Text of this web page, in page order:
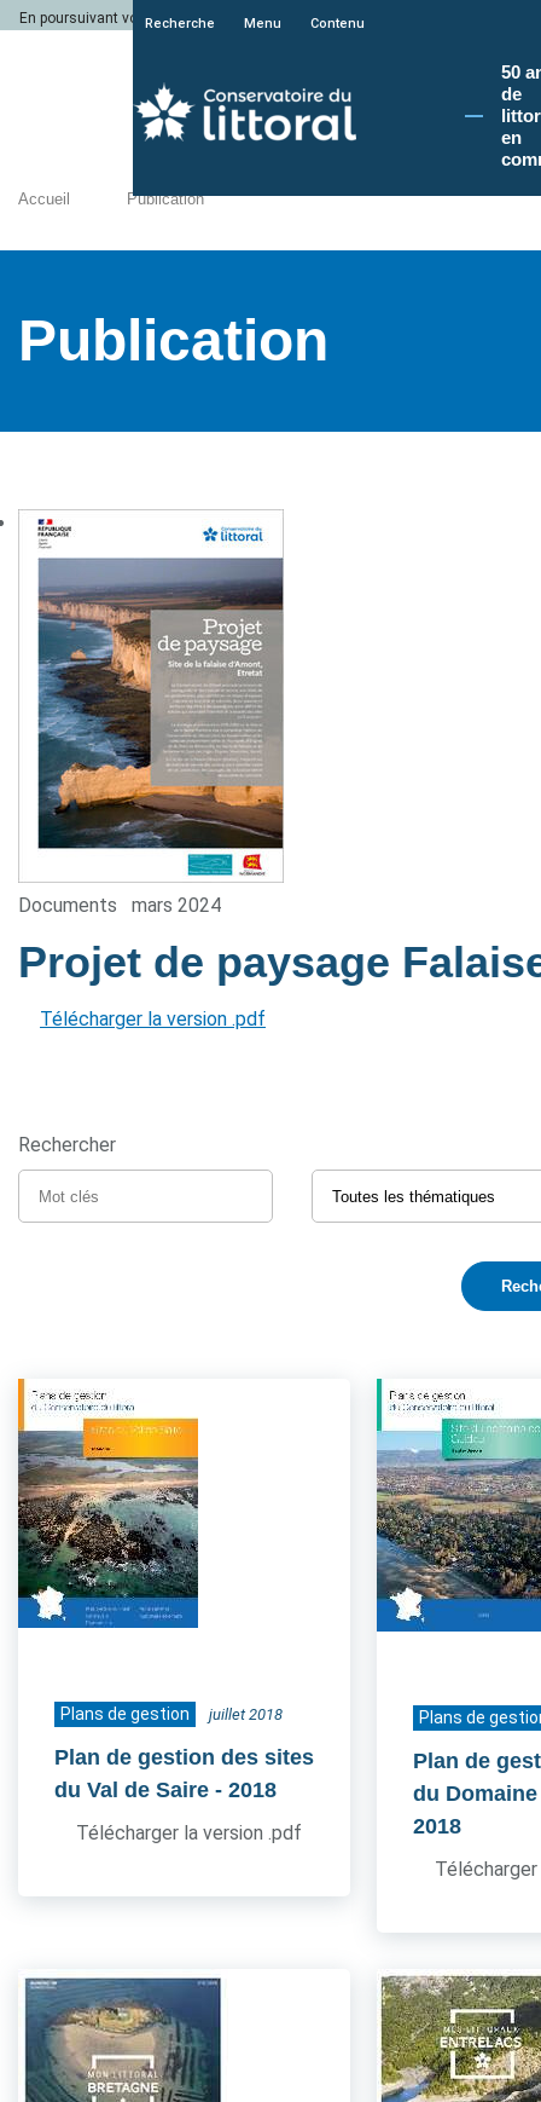
En poursuivant votre navigation sur le site du Conservatoire du littoral, vous
Recherche Menu Contenu
50
de
en
Accueil Publication
Publication
Documents mars 2024
Projet de paysage
Télécharger la version .pdf
Rechercher
Plans de gestion juillet 2018
Plan de gestion des sites
du Val de Saire - 2018
Télécharger la version .pdf
Plans de
Plan de
du
2018